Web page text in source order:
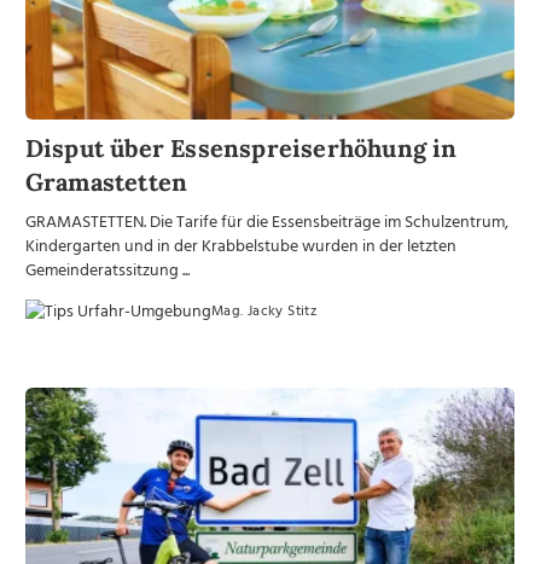
Disput über Essenspreiserhöhung in
Gramastetten
GRAMASTETTEN. Die Tarife für die Essensbeiträge im Schulzentrum,
Kindergarten und in der Krabbelstube wurden in der letzten
Gemeinderatssitzung ...
Mag. Jacky Stitz